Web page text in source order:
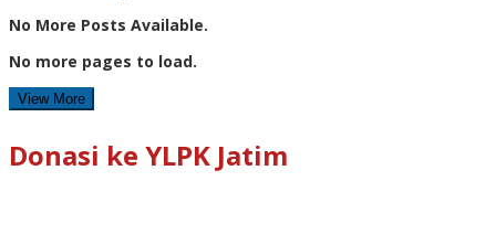
No More Posts Available.
No more pages to load.
View More
Donasi ke YLPK Jatim